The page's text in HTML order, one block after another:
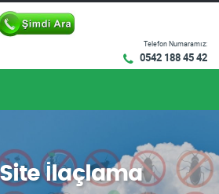
Telefon Numaramız:
0542 188 45 42
İlaçlama